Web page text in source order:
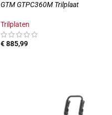
GTM GTPC360M Trilplaat
Trilplaten
€885,99